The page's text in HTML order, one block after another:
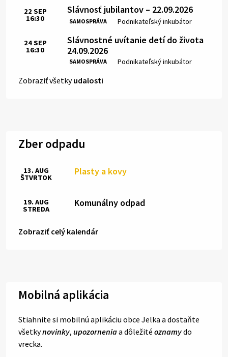
Slávnosť jubilantov – 22.09.2026
SAMOSPRÁVA Miesto:
Podnikateľský inkubátor
Čas:
22 SEP
16:30
Slávnostné uvítanie detí do života
24.09.2026
SAMOSPRÁVA Miesto:
Podnikateľský inkubátor
Čas:
24SEP
16:30
Zobraziť všetkyudalosti
Zber odpadu
Plasty a kovy
13. AUG
ŠTVRTOK
Komunálny odpad
19. AUG
STREDA
Zobraziť celý kalendár
Mobilná aplikácia
Stiahnite si mobilnú aplikáciu obce Jelka a dostaňte
všetkynovinky, upozorneniaa dôležité oznamydo
vrecka.